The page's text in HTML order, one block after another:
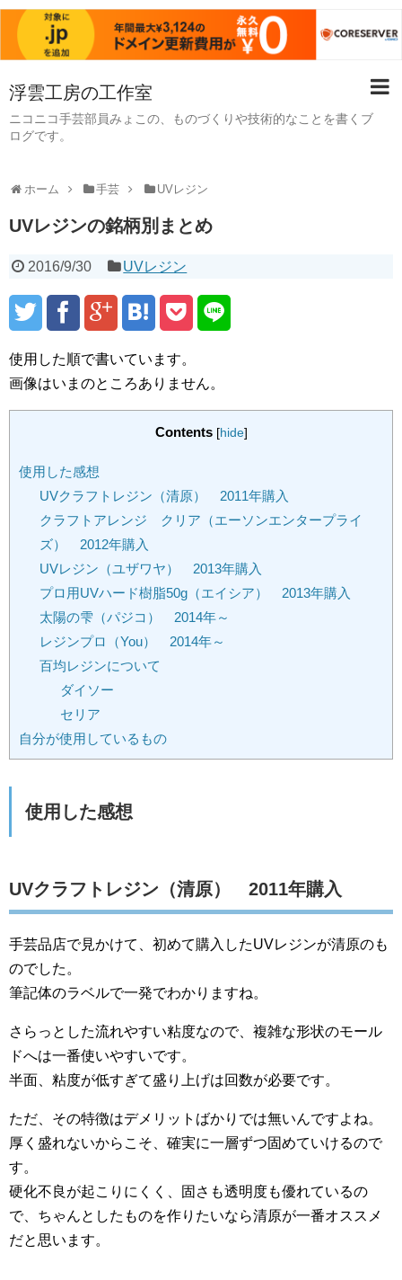
浮雲工房の工作室
ニコニコ手芸部員みょこの、ものづくりや技術的なことを書くブ
ログです。
ホーム 手芸 UVレジン
UVレジンの銘柄別まとめ
2016/9/30 UVレジン
使用した順で書いています。
画像はいまのところありません。
Contents [hide]
使用した感想
UVクラフトレジン（清原） 2011年購入
クラフトアレンジ クリア（エーソンエンタープライ
ズ） 2012年購入
UVレジン（ユザワヤ） 2013年購入
プロ用UVハード樹脂50g（エイシア） 2013年購入
太陽の雫（パジコ） 2014年～
レジンプロ（You） 2014年～
百均レジンについて
ダイソー
セリア
自分が使用しているもの
使用した感想
UVクラフトレジン（清原） 2011年購入
手芸品店で見かけて、初めて購入したUVレジンが清原のも
のでした。
筆記体のラベルで一発でわかりますね。
さらっとした流れやすい粘度なので、複雑な形状のモール
ドへは一番使いやすいです。
半面、粘度が低すぎて盛り上げは回数が必要です。
ただ、その特徴はデメリットばかりでは無いんですよね。
厚く盛れないからこそ、確実に一層ずつ固めていけるので
す。
硬化不良が起こりにくく、固さも透明度も優れているの
で、ちゃんとしたものを作りたいなら清原が一番オススメ
だと思います。